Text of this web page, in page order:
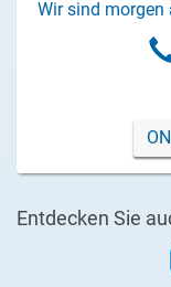
Wir sind morgen
Entdecken Sie